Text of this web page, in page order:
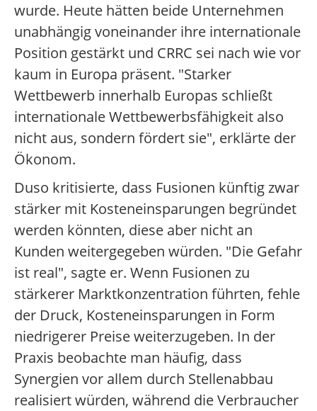
wurde. Heute hätten beide Unternehmen
unabhängig voneinander ihre internationale
Position gestärkt und CRRC sei nach wie vor
kaum in Europa präsent. "Starker
Wettbewerb innerhalb Europas schließt
internationale Wettbewerbsfähigkeit also
nicht aus, sondern fördert sie", erklärte der
Ökonom.
Duso kritisierte, dass Fusionen künftig zwar
stärker mit Kosteneinsparungen begründet
werden könnten, diese aber nicht an
Kunden weitergegeben würden. "Die Gefahr
ist real", sagte er. Wenn Fusionen zu
stärkerer Marktkonzentration führten, fehle
der Druck, Kosteneinsparungen in Form
niedrigerer Preise weiterzugeben. In der
Praxis beobachte man häufig, dass
Synergien vor allem durch Stellenabbau
realisiert würden, während die Verbraucher